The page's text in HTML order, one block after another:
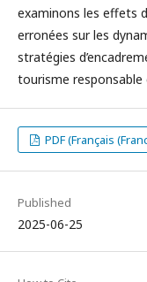
examinons les effets
erronées sur les
stratégies
tourisme responsable
PDF (Français
Published
2025-06-25